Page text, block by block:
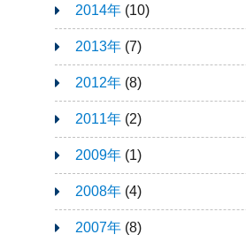
2014年(10)
2013年(7)
2012年(8)
2011年(2)
2009年(1)
2008年(4)
2007年(8)